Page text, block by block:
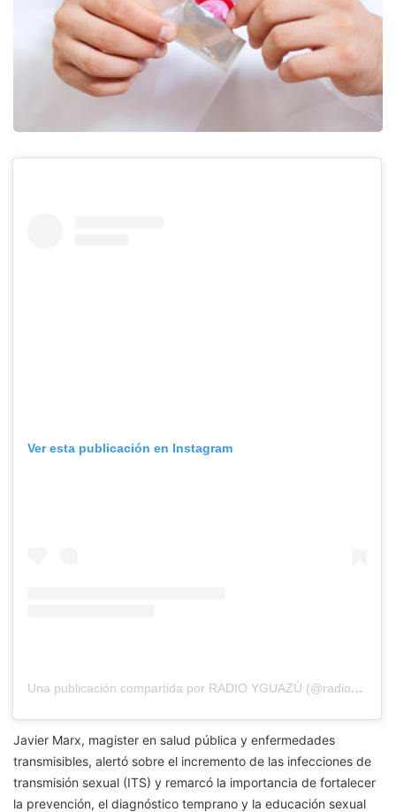
Ver esta publicación en Instagram
Una publicación compartida por RADIO YGUAZÚ (@radioyguazu)
Javier Marx, magister en salud pública y enfermedades
transmisibles, alertó sobre el incremento de las infecciones de
transmisión sexual (ITS) y remarcó la importancia de fortalecer
la prevención, el diagnóstico temprano y la educación sexual